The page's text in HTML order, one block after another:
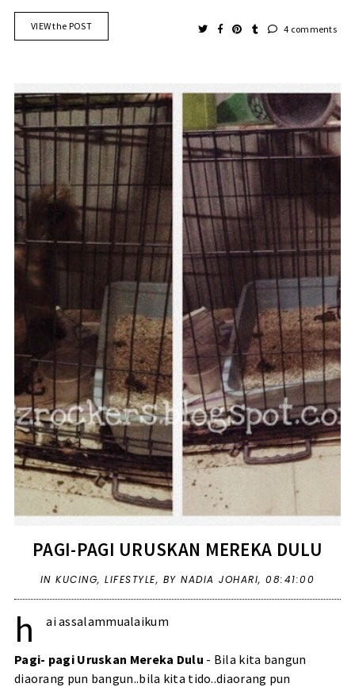
VIEW the POST 4 comments
PAGI-PAGI URUSKAN MEREKA DULU
INKUCING,LIFESTYLE, BY NADIA JOHARI,08:41:00
h ai assalammualaikum
Pagi- pagi Uruskan Mereka Dulu - Bila kita bangun
diaorang pun bangun..bila kita tido..diaorang pun